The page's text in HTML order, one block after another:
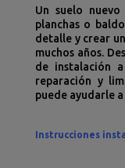
Un suelo
planchas o
detalle y crear
muchos años.
de instalación
reparación y
puede ayudarle
Instrucciones